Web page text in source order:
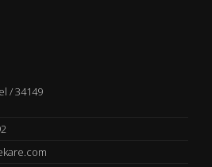
/ 34149